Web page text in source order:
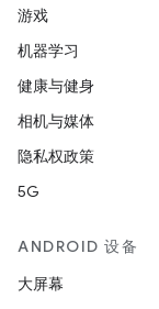
游戏
机器学习
健康与健身
相机与媒体
隐私权政策
5G
ANDROID 设备
大屏幕